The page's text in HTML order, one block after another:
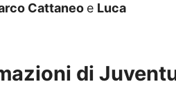
Cattaneo e Luca
di